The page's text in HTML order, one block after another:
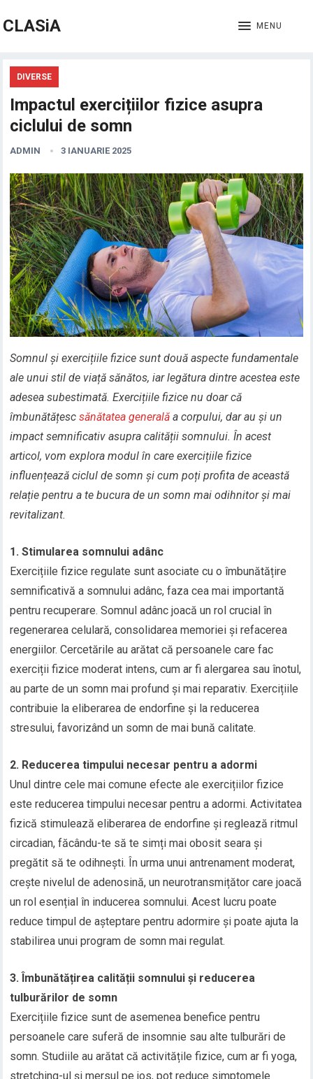
CLASiA MENU
DIVERSE
Impactul exercițiilor fizice asupra
ciclului de somn
ADMIN 3 IANUARIE 2025
Somnul și exercițiile fizice sunt două aspecte fundamentale
ale unui stil de viață sănătos, iar legătura dintre acestea este
adesea subestimată. Exercițiile fizice nu doar că
îmbunătățescsănătatea generală a corpului, dar au și un
impact semnificativ asupra calității somnului. În acest
articol, vom explora modul în care exercițiile fizice
influențează ciclul de somn și cum poți profita de această
relație pentru a te bucura de un somn mai odihnitor și mai
revitalizant.
1. Stimularea somnului adânc
Exercițiile fizice regulate sunt asociate cu o îmbunătățire
semnificativă a somnului adânc, faza cea mai importantă
pentru recuperare. Somnul adânc joacă un rol crucial în
regenerarea celulară, consolidarea memoriei și refacerea
energiilor. Cercetările au arătat că persoanele care fac
exerciții fizice moderat intens, cum ar fi alergarea sau înotul,
au parte de un somn mai profund și mai reparativ. Exercițiile
contribuie la eliberarea de endorfine și la reducerea
stresului, favorizând un somn de mai bună calitate.
2. Reducerea timpului necesar pentru a adormi
Unul dintre cele mai comune efecte ale exercițiilor fizice
este reducerea timpului necesar pentru a adormi. Activitatea
fizică stimulează eliberarea de endorfine și reglează ritmul
circadian, făcându-te să te simți mai obosit seara și
pregătit să te odihnești. În urma unui antrenament moderat,
crește nivelul de adenosină, un neurotransmițător care joacă
un rol esențial în inducerea somnului. Acest lucru poate
reduce timpul de așteptare pentru adormire și poate ajuta la
stabilirea unui program de somn mai regulat.
3. Îmbunătățirea calității somnului și reducerea
tulburărilor de somn
Exercițiile fizice sunt de asemenea benefice pentru
persoanele care suferă de insomnie sau alte tulburări de
somn. Studiile au arătat că activitățile fizice, cum ar fi yoga,
stretching-ul și mersul pe jos, pot reduce simptomele